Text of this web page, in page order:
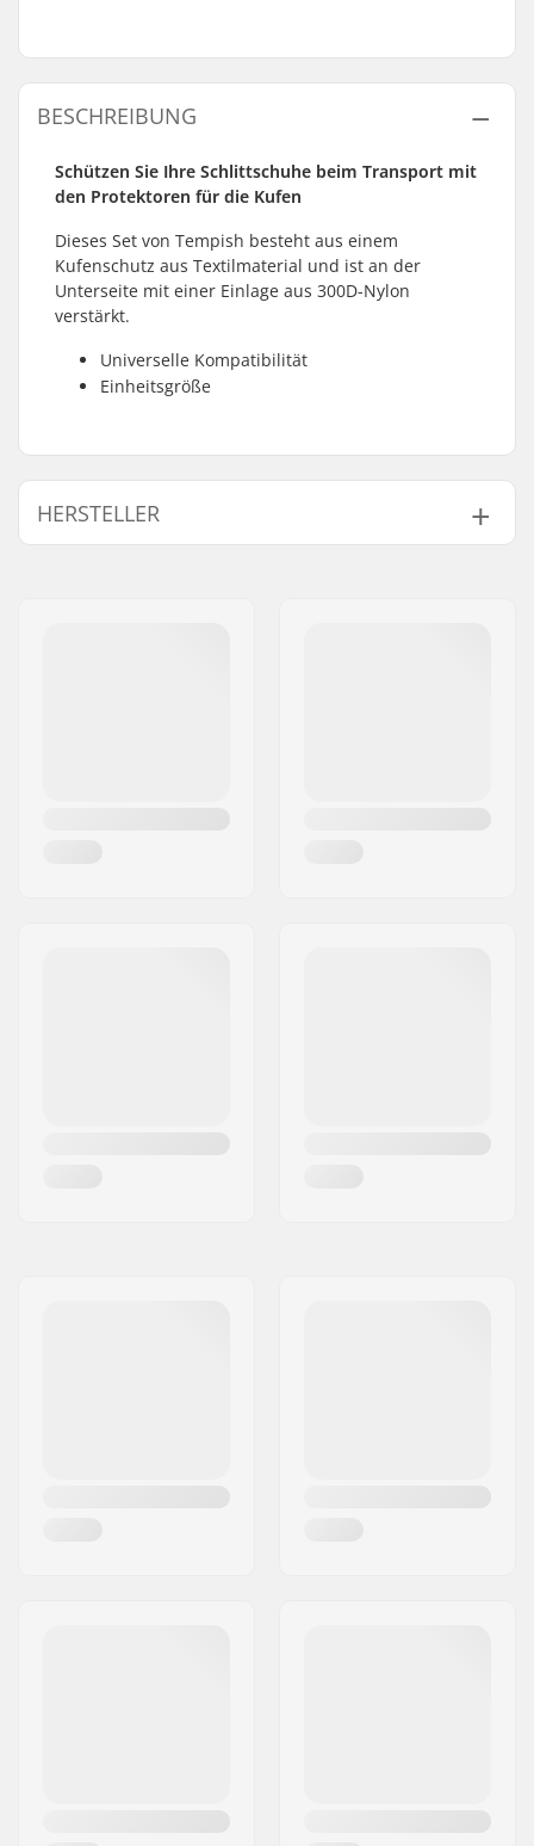
BESCHREIBUNG
Schützen Sie Ihre Schlittschuhe beim Transport mit
den Protektoren für die Kufen
Dieses Set von Tempish besteht aus einem
Kufenschutz aus Textilmaterial und ist an der
Unterseite mit einer Einlage aus 300D-Nylon
verstärkt.
Universelle Kompatibilität
Einheitsgröße
HERSTELLER